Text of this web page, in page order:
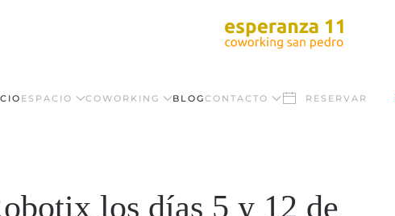
ESPACIO COWORKING BLOGCONTACTO RESERVAR
los días 5 y 12 de